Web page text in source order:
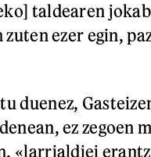
taldearen
zuten ezer egin,
duenez,
ez zegoen
«larrialdiei